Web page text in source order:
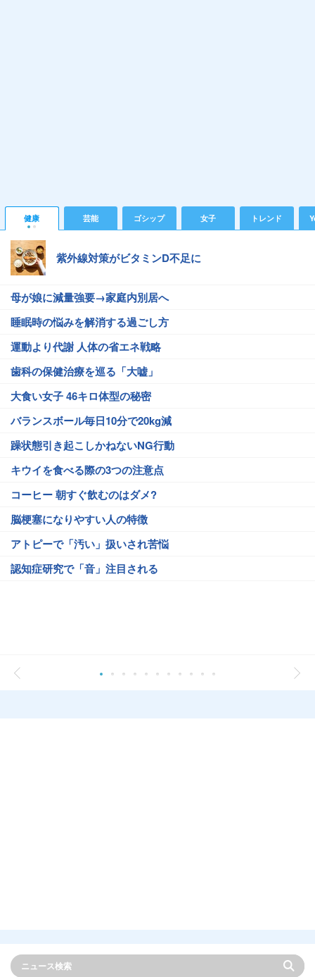
健康 芸能 ゴシップ 女子 トレンド
紫外線対策がビタミンD不足に
母が娘に減量強要→家庭内別居へ
睡眠時の悩みを解消する過ごし方
運動より代謝 人体の省エネ戦略
歯科の保健治療を巡る「大嘘」
大食い女子 46キロ体型の秘密
バランスボール毎日10分で20kg減
躁状態引き起こしかねないNG行動
キウイを食べる際の3つの注意点
コーヒー 朝すぐ飲むのはダメ?
脳梗塞になりやすい人の特徴
アトピーで「汚い」扱いされ苦悩
認知症研究で「音」注目される